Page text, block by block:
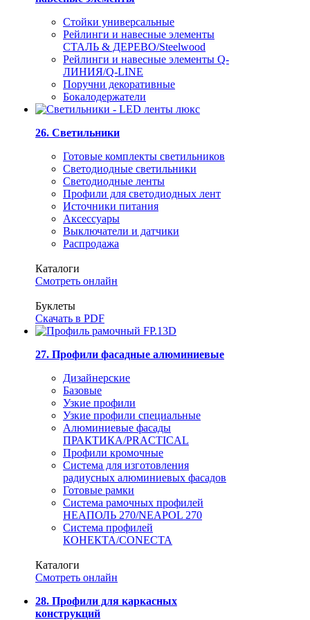
Стойки универсальные
Рейлинги и навесные элементы
СТАЛЬ & ДЕРЕВО/Steelwood
Рейлинги и навесные элементы Q-
ЛИНИЯ/Q-LINE
Поручни декоративные
Бокалодержатели
26. Светильники
Готовые комплекты светильников
Светодиодные светильники
Светодиодные ленты
Профили для светодиодных лент
Источники питания
Аксессуары
Выключатели и датчики
Распродажа
Каталоги
Смотреть онлайн
Буклеты
Скачать в PDF
27. Профили фасадные алюминиевые
Дизайнерские
Базовые
Узкие профили
Узкие профили специальные
Алюминиевые фасады
ПРАКТИКА/PRACTICAL
Профили кромочные
Система для изготовления
радиусных алюминиевых фасадов
Готовые рамки
Система рамочных профилей
НЕАПОЛЬ 270/NEAPOL 270
Система профилей
КОНЕКТА/CONECTA
Каталоги
Смотреть онлайн
28. Профили для каркасных
конструкций